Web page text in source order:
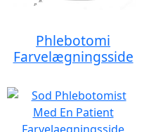
Phlebotomi
Farvelægningsside